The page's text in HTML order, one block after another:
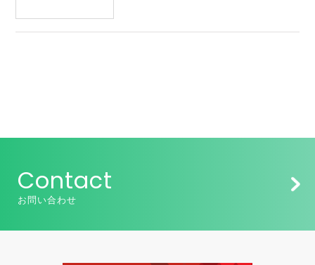
Contact
お問い合わせ